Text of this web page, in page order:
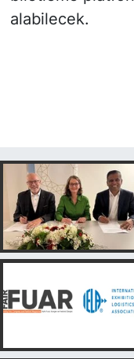
alabilecek.